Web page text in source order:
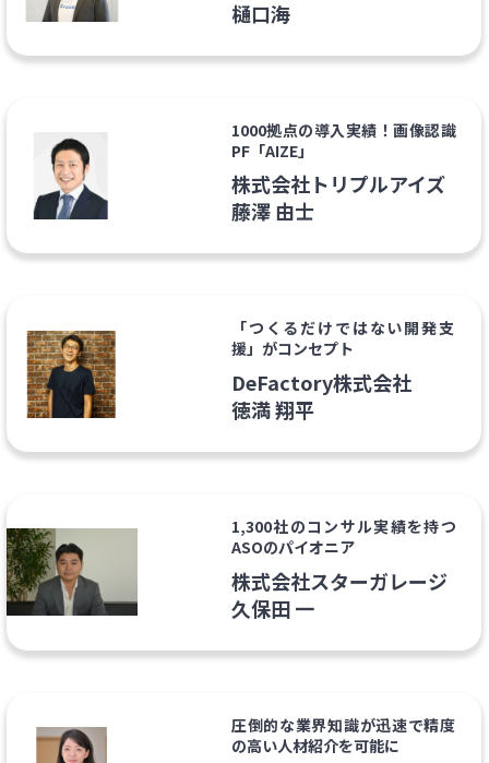
樋口海
1000拠点の導入実績！画像認識
PF「AIZE」
株式会社トリプルアイズ
藤澤 由士
「つくるだけではない開発支
援」がコンセプト
DeFactory株式会社
徳満 翔平
1,300社のコンサル実績を持つ
ASOのパイオニア
株式会社スターガレージ
久保田 一
圧倒的な業界知識が迅速で精度
の高い人材紹介を可能に